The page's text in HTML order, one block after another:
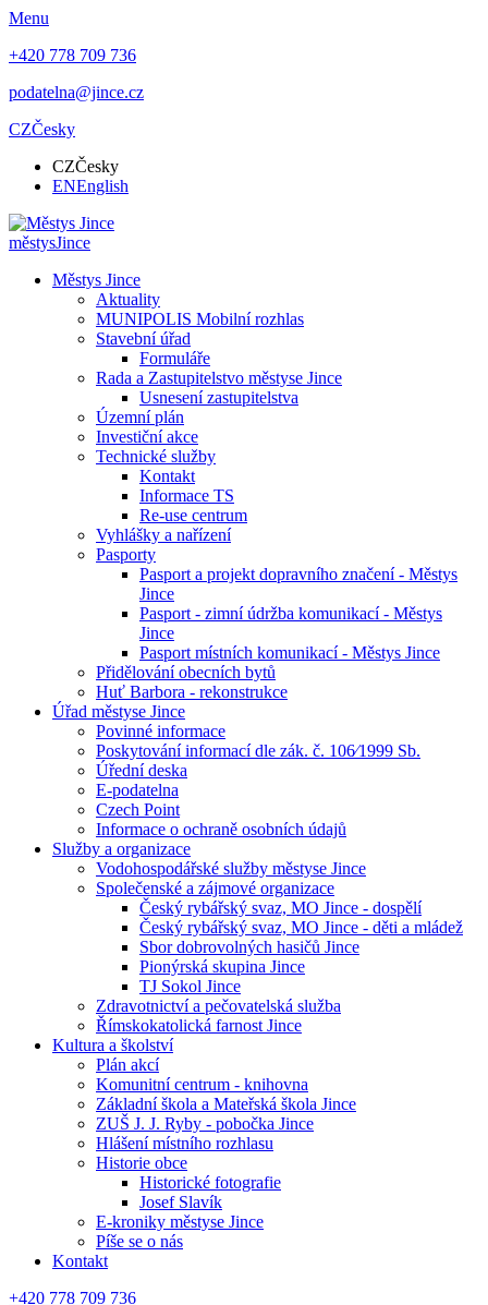
Menu
+420 778 709 736
podatelna@jince.cz
CZČesky
CZČesky
ENEnglish
městysJince
Městys Jince
Aktuality
MUNIPOLIS Mobilní rozhlas
Stavební úřad
Formuláře
Rada a Zastupitelstvo městyse Jince
Usnesení zastupitelstva
Územní plán
Investiční akce
Technické služby
Kontakt
Informace TS
Re-use centrum
Vyhlášky a nařízení
Pasporty
Pasport a projekt dopravního značení - Městys
Jince
Pasport - zimní údržba komunikací - Městys
Jince
Pasport místních komunikací - Městys Jince
Přidělování obecních bytů
Huť Barbora - rekonstrukce
Úřad městyse Jince
Povinné informace
Poskytování informací dle zák. č. 106⁄1999 Sb.
Úřední deska
E-podatelna
Czech Point
Informace o ochraně osobních údajů
Služby a organizace
Vodohospodářské služby městyse Jince
Společenské a zájmové organizace
Český rybářský svaz, MO Jince - dospělí
Český rybářský svaz, MO Jince - děti a mládež
Sbor dobrovolných hasičů Jince
Pionýrská skupina Jince
TJ Sokol Jince
Zdravotnictví a pečovatelská služba
Římskokatolická farnost Jince
Kultura a školství
Plán akcí
Komunitní centrum - knihovna
Základní škola a Mateřská škola Jince
ZUŠ J. J. Ryby - pobočka Jince
Hlášení místního rozhlasu
Historie obce
Historické fotografie
Josef Slavík
E-kroniky městyse Jince
Píše se o nás
Kontakt
+420 778 709 736